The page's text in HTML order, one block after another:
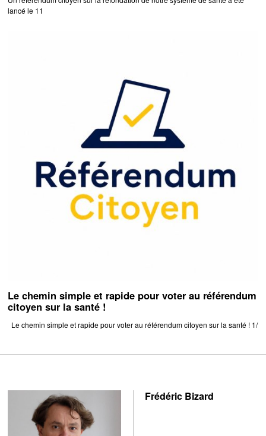
lancé le 11
Le chemin simple et rapide pour voter au référendum
citoyen sur la santé !
Le chemin simple et rapide pour voter au référendum citoyen sur la santé ! 1/
Frédéric Bizard